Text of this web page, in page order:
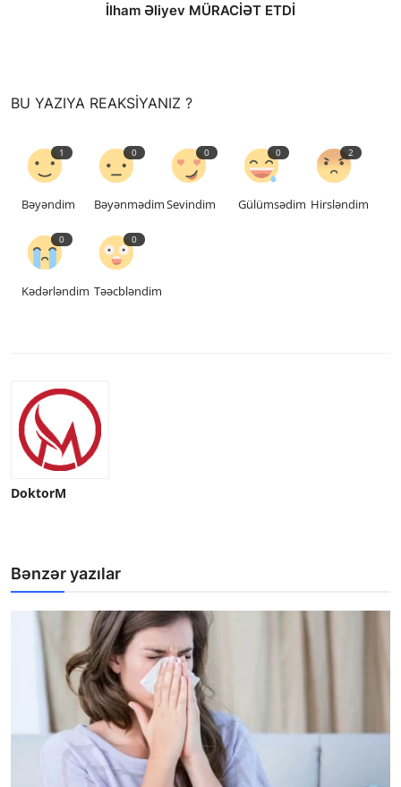
İlham Əliyev MÜRACİƏT ETDİ
BU YAZIYA REAKSIYANIZ ?
1
Bəyəndim
0
Bəyənmədim
0
Sevindim
0
Gülümsədim
2
Hirsləndim
0
Kədərləndim
0
Təəcbləndim
DoktorM
Bənzər yazılar